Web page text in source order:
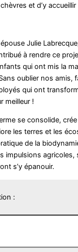
et d’y
Julie
à rendre ce
qui ont mis la
oublier nos amis,
qui ont
meilleur !
se consolide,
les terres et les
de la
impulsions agricoles,
s’y épanouir.
: